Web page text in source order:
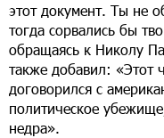
этот документ. Ты не
тогда сорвались бы
обращаясь к Николу
также добавил: «Этот
договорился с
политическое
недра».